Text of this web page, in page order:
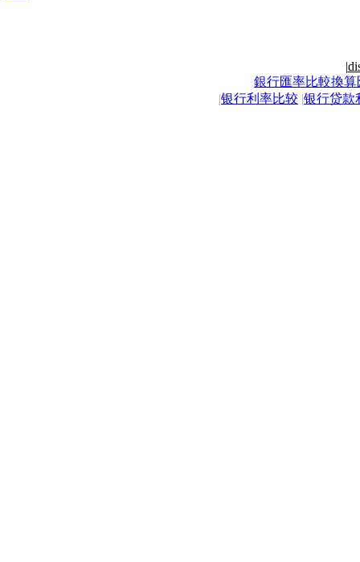
|
銀行匯率比較換算
|银行利率比较 |银行贷款